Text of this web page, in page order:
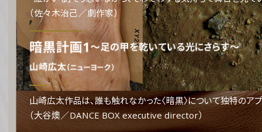
（佐々木治己／劇作家）
山崎広太作品は、誰も触れなかった〈暗黒〉について独特のア
（大谷燠／DANCE BOX executive director）